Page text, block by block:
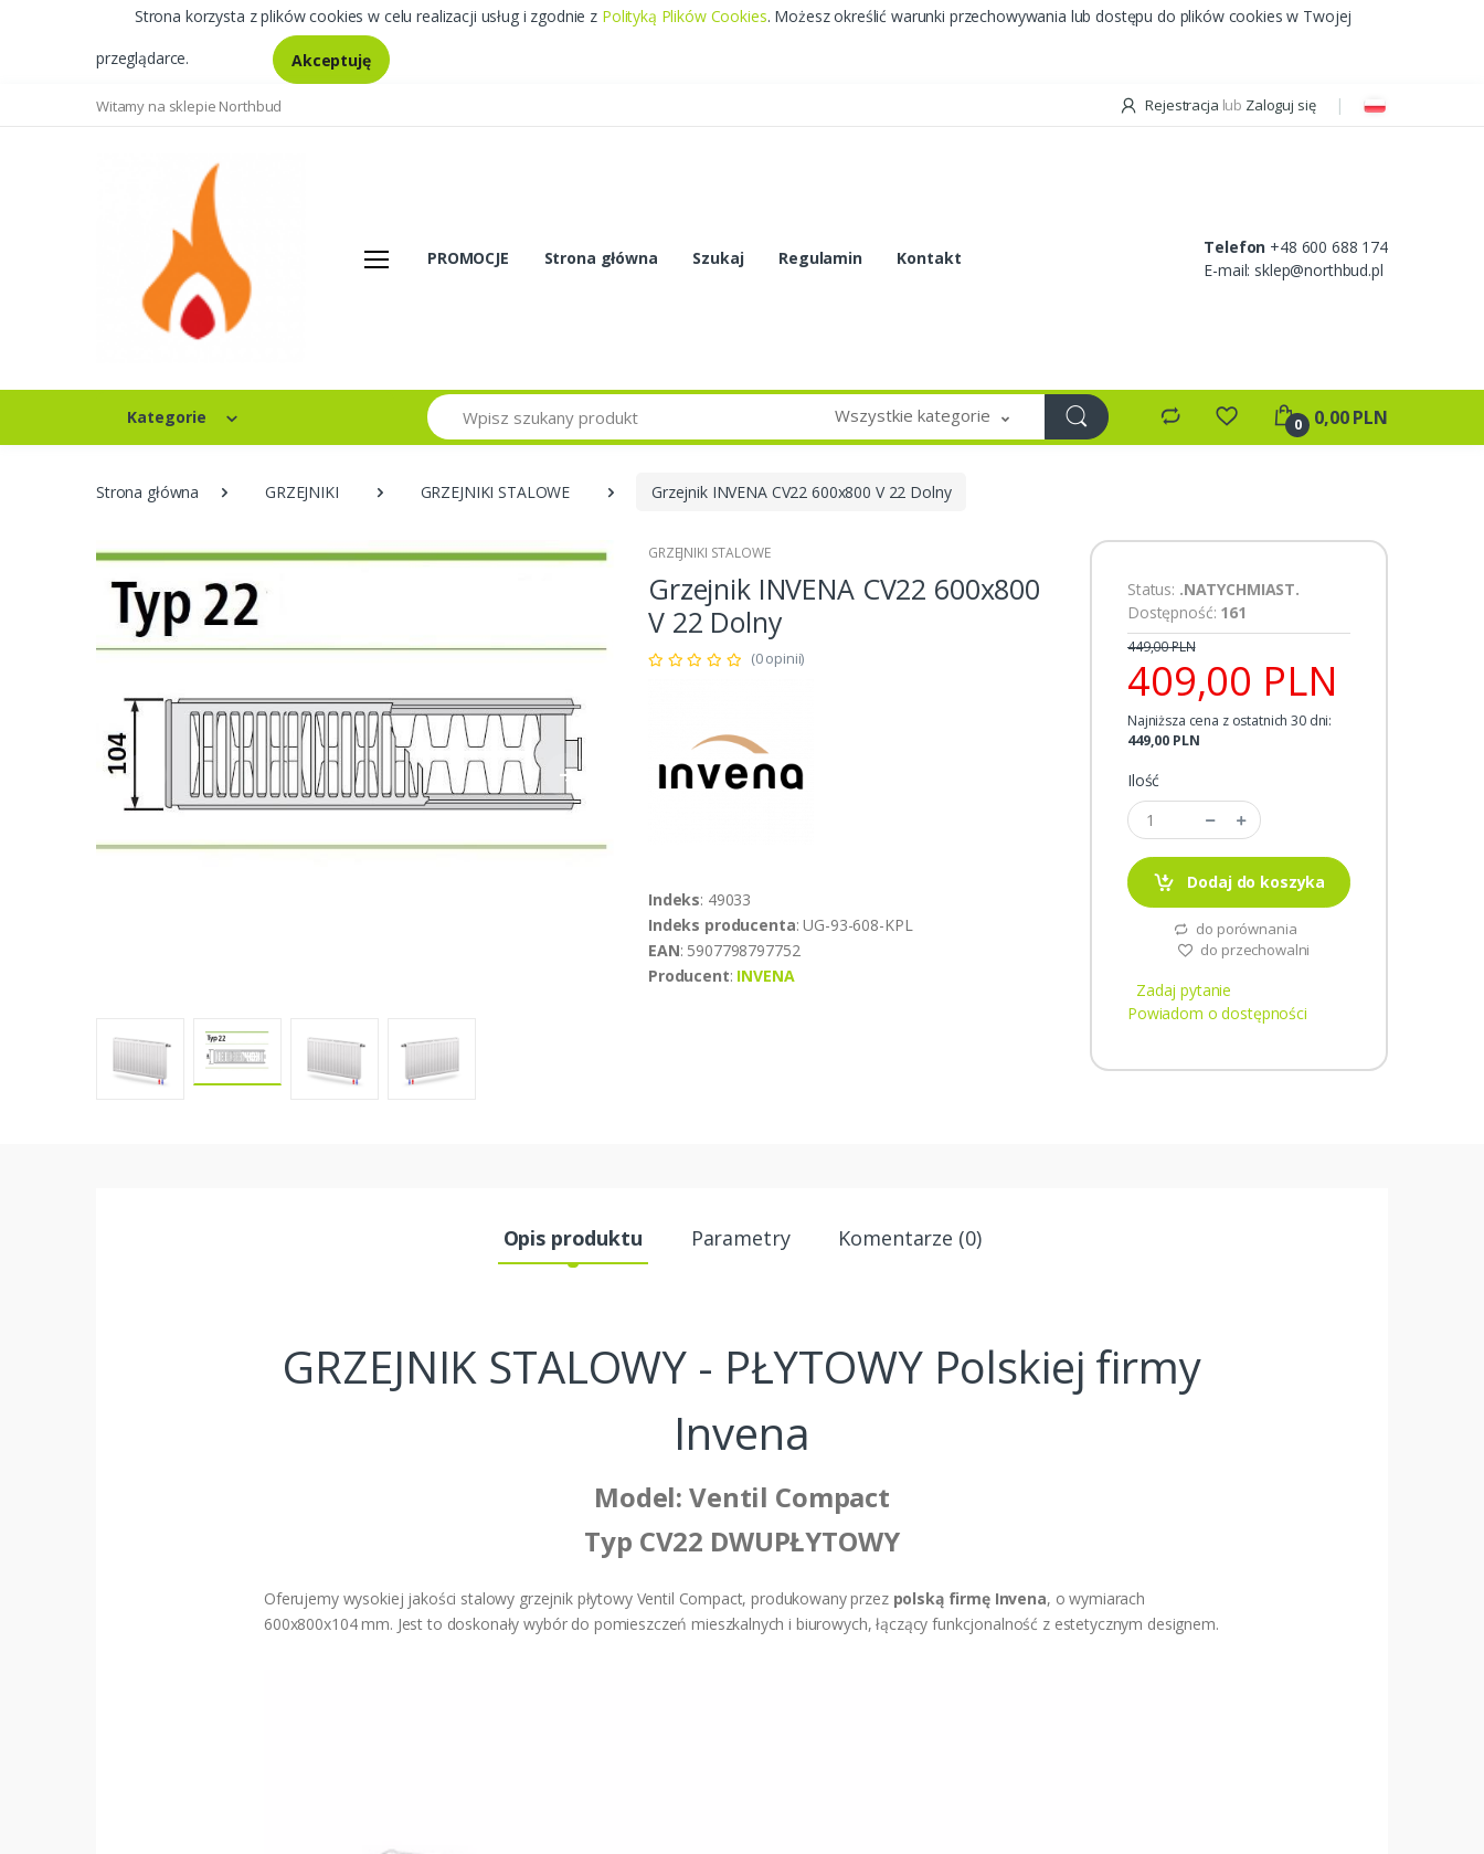
Strona korzysta z plików cookies w celu realizacji usług i zgodnie z Polityką Plików Cookies. Możesz określić warunki przechowywania lub dostępu do plików cookies w Twojej
przeglądarce. Akceptuję
Witamy na sklepie Northbud Rejestracja lub Zaloguj się
PROMOCJE Strona główna Szukaj Regulamin Kontakt
Telefon +48 600 688 174
E-mail: sklep@northbud.pl
Kategorie
Szukaj Wszystkie kategorie 0 0,00 PLN
Strona główna GRZEJNIKI GRZEJNIKI STALOWE Grzejnik INVENA CV22 600x800 V 22 Dolny
GRZEJNIKI STALOWE
Grzejnik INVENA CV22 600x800
V 22 Dolny
(0 opinii)
Indeks: 49033
Indeks producenta: UG-93-608-KPL
EAN: 5907798797752
Producent: INVENA
Status: .NATYCHMIAST.
Dostępność: 161
409,00 PLN
449,00 PLN
Najniższa cena z ostatnich 30 dni:
449,00 PLN
Ilość
Dodaj do koszyka
do porównania
do przechowalni
Zadaj pytanie
Powiadom o dostępności
Opis produktu Parametry Komentarze (0)
GRZEJNIK STALOWY - PŁYTOWY Polskiej firmy
Invena
Model: Ventil Compact
Typ CV22 DWUPŁYTOWY
Oferujemy wysokiej jakości stalowy grzejnik płytowy Ventil Compact, produkowany przez polską firmę Invena, o wymiarach
600x800x104 mm. Jest to doskonały wybór do pomieszczeń mieszkalnych i biurowych, łączący funkcjonalność z estetycznym designem.